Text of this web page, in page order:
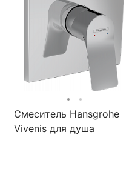
Смеситель Hansgrohe
Vivenis для душа